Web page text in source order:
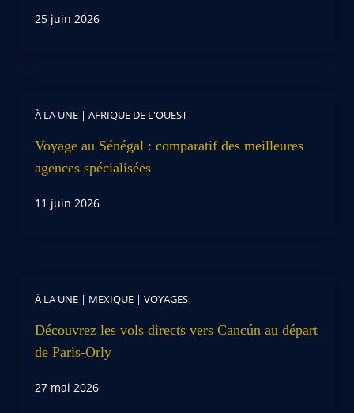
25 juin 2026
À LA UNE | AFRIQUE DE L'OUEST
Voyage au Sénégal : comparatif des meilleures
agences spécialisées
11 juin 2026
À LA UNE | MEXIQUE | VOYAGES
Découvrez les vols directs vers Cancún au départ
de Paris-Orly
27 mai 2026